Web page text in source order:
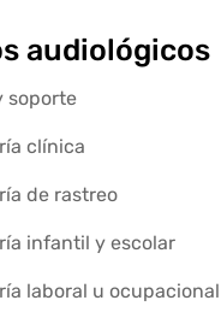
audiológicos
soporte
clínica
de rastreo
infantil y escolar
laboral u ocupacional